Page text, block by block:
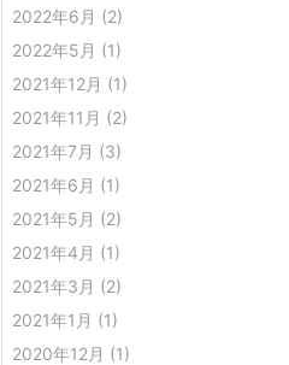
2022年6月 (2)
2022年5月 (1)
2021年12月 (1)
2021年11月 (2)
2021年7月 (3)
2021年6月 (1)
2021年5月 (2)
2021年4月 (1)
2021年3月 (2)
2021年1月 (1)
2020年12月 (1)